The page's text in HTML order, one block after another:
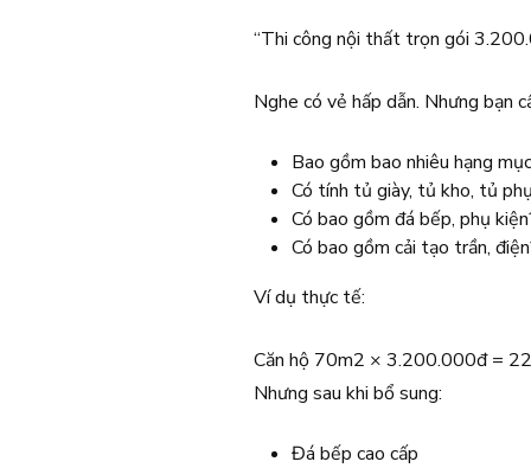
“Thi công nội thất trọn gói
Nghe có vẻ hấp dẫn. Nhưng bạn
Bao gồm bao nhiêu hạng
Có tính tủ giày, tủ kho, tủ
Có bao gồm đá bếp, phụ
Có bao gồm cải tạo trần,
Ví dụ thực tế:
Căn hộ 70m2 × 3.200.000đ =
Nhưng sau khi bổ sung:
Đá bếp cao cấp